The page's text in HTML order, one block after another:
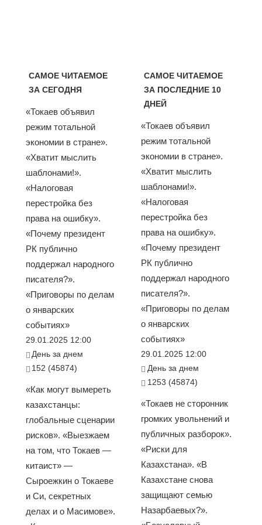
САМОЕ ЧИТАЕМОЕ
ЗА СЕГОДНЯ
«Токаев объявил
режим тотальной
экономии в стране».
«Хватит мыслить
шаблонами!».
«Налоговая
перестройка без
права на ошибку».
«Почему президент
РК публично
поддержал народного
писателя?».
«Приговоры по делам
о январских
событиях»
29.01.2025 12:00
День за днем
152 (45874)
«Как могут вымереть
казахстанцы:
глобальные сценарии
рисков». «Выезжаем
на том, что Токаев —
китаист» —
Сыроежкин о Токаеве
и Си, секретных
делах и о Масимове».
САМОЕ ЧИТАЕМОЕ
ЗА ПОСЛЕДНИЕ 10
ДНЕЙ
«Токаев объявил
режим тотальной
экономии в стране».
«Хватит мыслить
шаблонами!».
«Налоговая
перестройка без
права на ошибку».
«Почему президент
РК публично
поддержал народного
писателя?».
«Приговоры по делам
о январских
событиях»
29.01.2025 12:00
День за днем
1253 (45874)
«Токаев не сторонник
громких увольнений и
публичных разборок».
«Риски для
Казахстана». «В
Казахстане снова
защищают семью
Назарбаевых?».